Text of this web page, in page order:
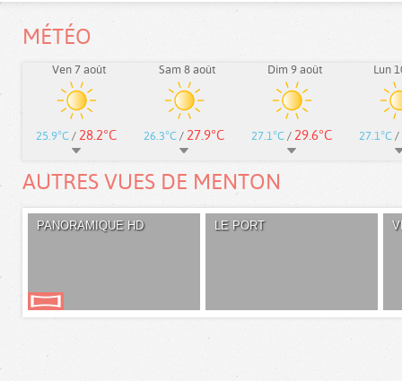
MÉTÉO
Ven 7 août
25.9°C / 28.2°C
Sam 8 août
26.3°C / 27.9°C
Dim 9 août
27.1°C / 29.6°C
Lun
27.1°C /
AUTRES VUES DE MENTON
PANORAMIQUE HD LE PORT